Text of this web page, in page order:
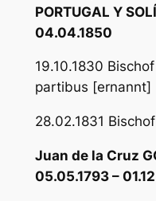
PORTUGAL Y
04.04.1850
19.10.1830
partibus [ernannt]
28.02.1831
Juan de la Cruz
05.05.1793 –